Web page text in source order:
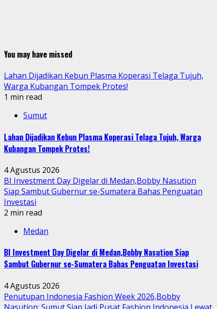
You may have missed
Lahan Dijadikan Kebun Plasma Koperasi Telaga Tujuh,
Warga Kubangan Tompek Protes!
1 min read
Sumut
Lahan Dijadikan Kebun Plasma Koperasi Telaga Tujuh, Warga
Kubangan Tompek Protes!
4 Agustus 2026
BI Investment Day Digelar di Medan,Bobby Nasution
Siap Sambut Gubernur se-Sumatera Bahas Penguatan
Investasi
2 min read
Medan
BI Investment Day Digelar di Medan,Bobby Nasution Siap
Sambut Gubernur se-Sumatera Bahas Penguatan Investasi
4 Agustus 2026
Penutupan Indonesia Fashion Week 2026,Bobby
Nasution: Sumut Siap Jadi Pusat Fashion Indonesia Lewat